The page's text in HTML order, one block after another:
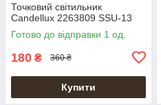
Точковий світильник
Candellux 2263809 SSU-13
Готово до відправки 1 од.
180 ₴ 360 ₴
Купити